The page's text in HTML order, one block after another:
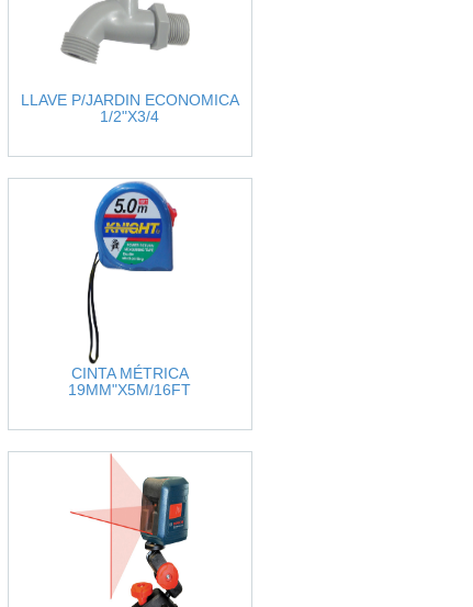
LLAVE P/JARDIN ECONOMICA
1/2"X3/4
CINTA MÉTRICA
19MM"X5M/16FT